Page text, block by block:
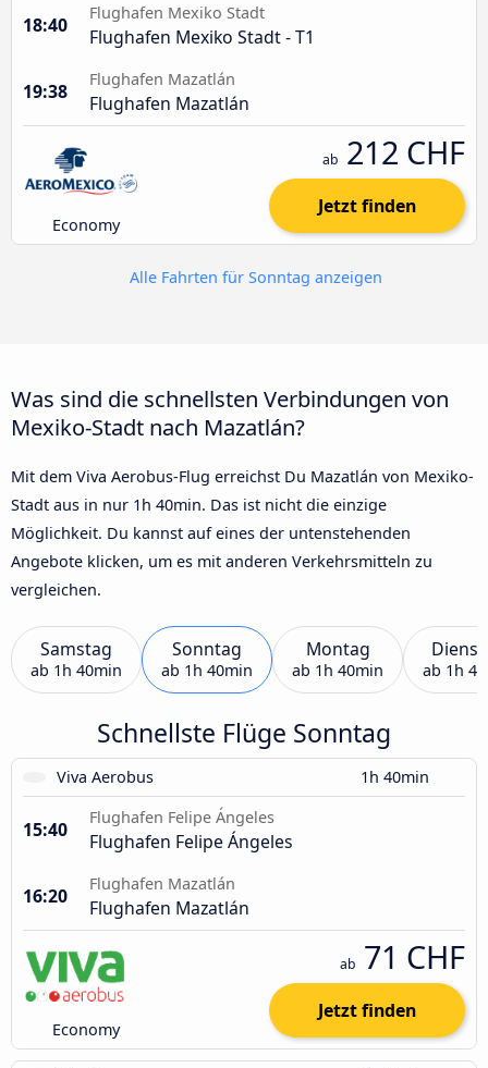
18:40
Flughafen Mexiko Stadt
Flughafen Mexiko Stadt - T1
19:38
Flughafen Mazatlán
Flughafen Mazatlán
Economy
ab 212 CHF
Jetzt finden
Alle Fahrten für Sonntag anzeigen
Was sind die schnellsten Verbindungen von
Mexiko-Stadt nach Mazatlán?
Mit dem Viva Aerobus-Flug erreichst Du Mazatlán von Mexiko-
Stadt aus in nur 1h 40min. Das ist nicht die einzige
Möglichkeit. Du kannst auf eines der untenstehenden
Angebote klicken, um es mit anderen Verkehrsmitteln zu
vergleichen.
Samstag
ab 1h 40min
Sonntag
ab 1h 40min
Montag
ab 1h 40min ab 1h
Schnellste Flüge Sonntag
Viva Aerobus 1h 40min
15:40
Flughafen Felipe Ángeles
Flughafen Felipe Ángeles
16:20
Flughafen Mazatlán
Flughafen Mazatlán
Economy
ab 71 CHF
Jetzt finden